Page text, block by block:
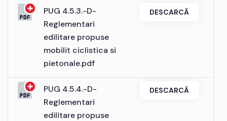
PUG 4.5.3.-D-
Reglementari
edilitare propuse
mobilit ciclistica si
pietonale.pdf
DESCARCĂ
PUG 4.5.4.-D-
Reglementari
edilitare propuse
DESCARCĂ